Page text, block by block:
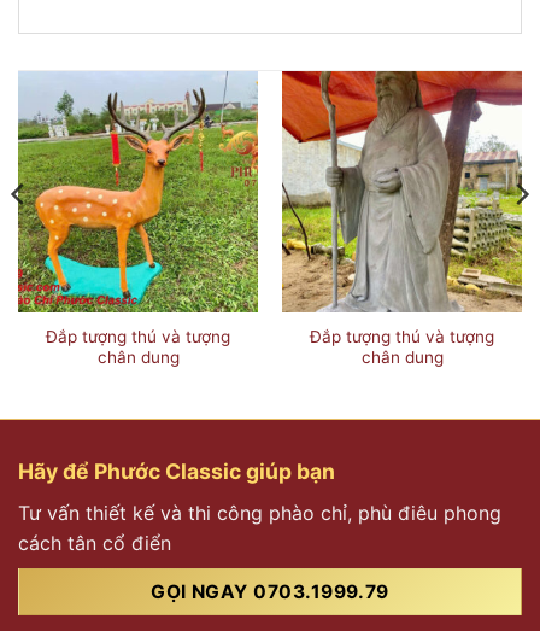
Đắp tượng thú và tượng
chân dung
Đắp tượng thú và tượng
chân dung
Hãy để Phước Classic giúp bạn
Tư vấn thiết kế và thi công phào chỉ, phù điêu phong
cách tân cổ điển
GỌI NGAY 0703.1999.79